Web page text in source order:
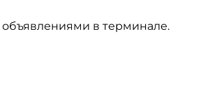
в терминале.